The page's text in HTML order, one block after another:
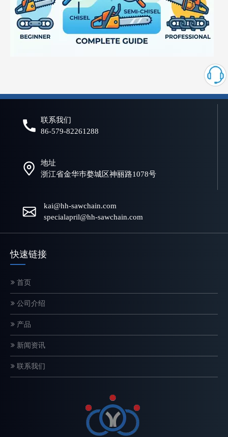
选择合适的链锯链对于实现高效、安全、可靠的切割性能至关重要
电锯链条如何工作？结构和切割原理解释
链锯链是一种精密设计的切割系统，直接影响切割速度、安全性和
联系我们
86-579-82261288
地址
浙江省金华巿婺城区神丽路1078号
kai@hh-sawchain.com
specialapril@hh-sawchain.com
快速链接
首页
公司介绍
产品
新闻资讯
联系我们